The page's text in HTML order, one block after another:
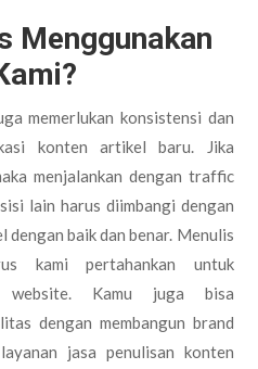
Menggunakan
memerlukan konsistensi dan
konten artikel baru. Jika
menjalankan dengan traffic
lain harus diimbangi dengan
dengan baik dan benar. Menulis
kami pertahankan untuk
website. Kamu juga bisa
dengan membangun brand
jasa penulisan konten